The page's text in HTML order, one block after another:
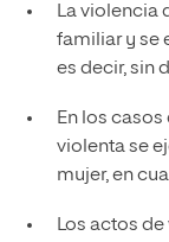
La violencia
familiar y se
es decir, sin
En los
violenta se
mujer, en
Los actos